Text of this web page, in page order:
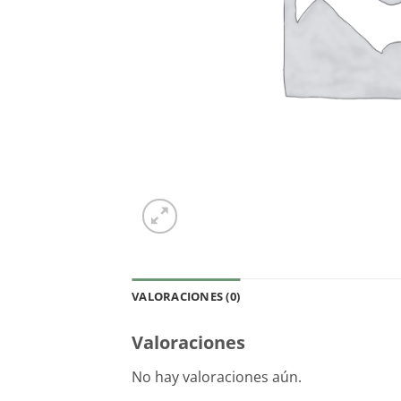
VALORACIONES (0)
Valoraciones
No hay valoraciones aún.